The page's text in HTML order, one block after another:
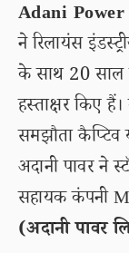
Adani
ने रिलायंस
के साथ 20 साल
हस्ताक्षर किए
समझौता कैप्टिव
अदानी पावर ने
सहायक कंपनी
(अदानी पावर